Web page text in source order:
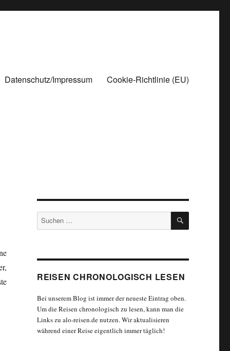
Datenschutz/Impressum Cookie-Richtlinie (EU)
Suchen
nach:
SUCHEN
REISEN CHRONOLOGISCH LESEN
Bei unserem Blog ist immer der neueste Eintrag oben.
Um die Reisen chronologisch zu lesen, kann man die
Links zu alo-reisen.de nutzen. Wir aktualisieren
während einer Reise eigentlich immer täglich!